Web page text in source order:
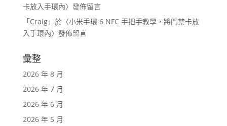
卡放入手環內〉發佈留言
「Craig」於〈小米手環 6 NFC 手把手教學，將門禁卡放
入手環內〉發佈留言
彙整
2026 年 8 月
2026 年 7 月
2026 年 6 月
2026 年 5 月